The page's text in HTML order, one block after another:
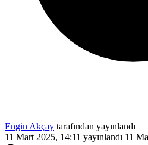
Engin Akçay tarafından yayınlandı
11 Mart 2025, 14:11 yayınlandı 11